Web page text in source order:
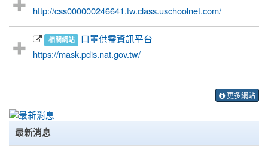
http://css000000246641.tw.class.uschoolnet.com/
相關網站
口罩供需資訊平台
https://mask.pdis.nat.gov.tw/
更多網站
最新消息